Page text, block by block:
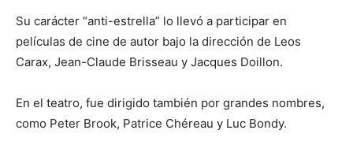
Su carácter “anti-estrella” lo llevó a participar en
películas de cine de autor bajo la dirección de Leos
Carax, Jean-Claude Brisseau y Jacques Doillon.
En el teatro, fue dirigido también por grandes nombres,
como Peter Brook, Patrice Chéreau y Luc Bondy.